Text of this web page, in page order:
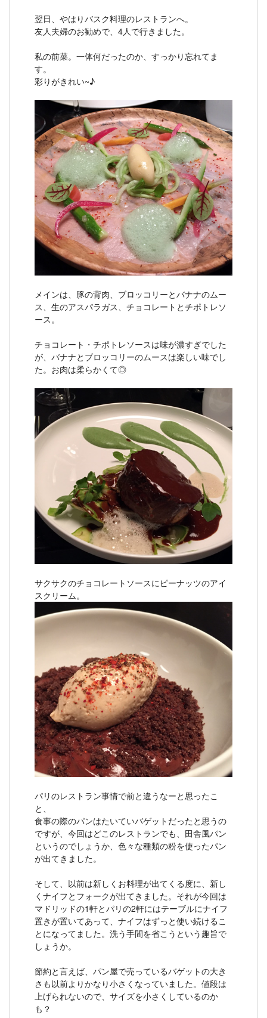
翌日、やはりバスク料理のレストランへ。
友人夫婦のお勧めで、4人で行きました。
私の前菜。一体何だったのか、すっかり忘れてま
す。
彩りがきれい~♪
メインは、豚の背肉、ブロッコリーとバナナのムー
ス、生のアスパラガス、チョコレートとチポトレソ
ース。
チョコレート・チポトレソースは味が濃すぎでした
が、バナナとブロッコリーのムースは楽しい味でし
た。お肉は柔らかくて◎
サクサクのチョコレートソースにピーナッツのアイ
スクリーム。
パリのレストラン事情で前と違うなーと思ったこ
と、
食事の際のパンはたいていバゲットだったと思うの
ですが、今回はどこのレストランでも、田舎風パン
というのでしょうか、色々な種類の粉を使ったパン
が出てきました。
そして、以前は新しくお料理が出てくる度に、新し
くナイフとフォークが出てきました。それが今回は
マドリッドの1軒とパリの2軒にはテーブルにナイフ
置きが置いてあって、ナイフはずっと使い続けるこ
とになってました。洗う手間を省こうという趣旨で
しょうか。
節約と言えば、パン屋で売っているバゲットの大き
さも以前よりかなり小さくなっていました。値段は
上げられないので、サイズを小さくしているのか
も？